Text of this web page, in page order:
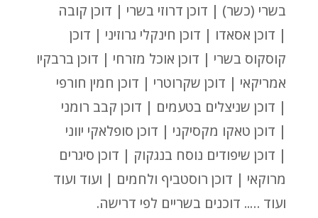
בשרי (כשר) | דוכן דרוזי בשרי | דוכן קובה
| דוכן אסאדו | דוכן חינקלי גרוזיני | דוכן
קוסקוס בשרי | דוכן אוכל מזרחי | דוכן ברבקיו
אמריקאי | דוכן שקרוטרי | דוכן חמין חורפי
| דוכן שניצלים בטעמים | דוכן קבב רומני
| דוכן טאקו מקסיקני | דוכן סופלאקי יווני
| דוכן שיפודים נוסח בנגקוק | דוכן סיגרים
מרוקאי | דוכן רוסטביף ולחמים | ועוד ועוד
ועוד ….. דוכנים בשריים לפי דרישה.